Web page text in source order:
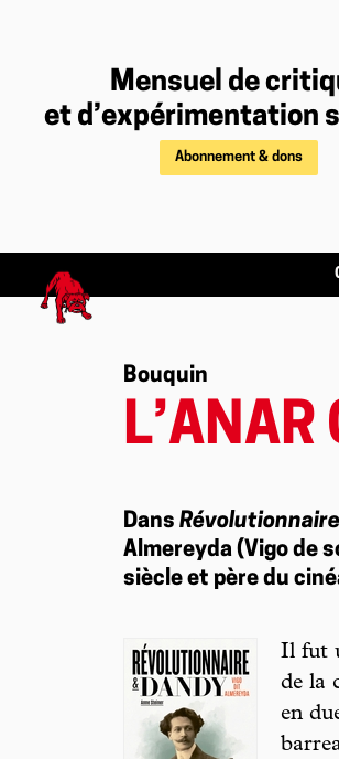
Mensuel de
et d’expérimentation
Abonnement & dons
Bouquin
L’ANAR
Dans
Almereyda (Vigo de
siècle et père du
Il fut
de la
en